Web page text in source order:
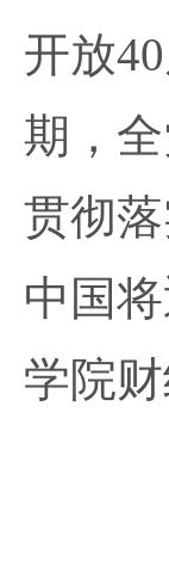
开放
期，
贯彻
中国
学院